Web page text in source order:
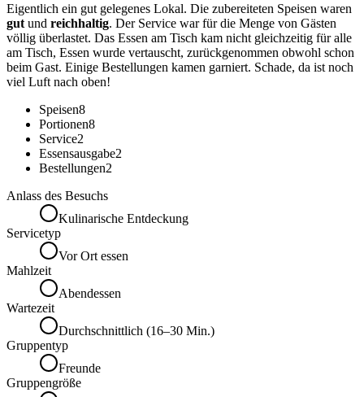
Eigentlich ein gut gelegenes Lokal. Die zubereiteten Speisen waren
gut und reichhaltig. Der Service war für die Menge von Gästen
völlig überlastet. Das Essen am Tisch kam nicht gleichzeitig für alle
am Tisch, Essen wurde vertauscht, zurückgenommen obwohl schon
beim Gast. Einige Bestellungen kamen garniert. Schade, da ist noch
viel Luft nach oben!
Speisen8
Portionen8
Service2
Essensausgabe2
Bestellungen2
Anlass des Besuchs
Kulinarische Entdeckung
Servicetyp
Vor Ort essen
Mahlzeit
Abendessen
Wartezeit
Durchschnittlich (16–30 Min.)
Gruppentyp
Freunde
Gruppengröße